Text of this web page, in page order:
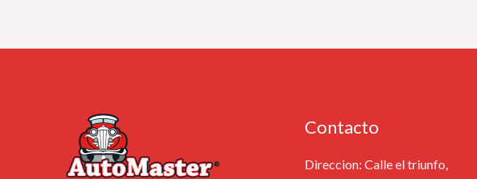
Contacto
Direccion: Calle el triunfo,